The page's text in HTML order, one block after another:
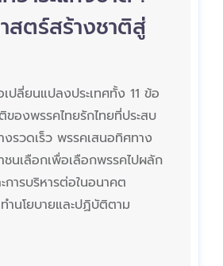
สตร์สร้างชาติสู่
ปลี่ยนแปลงประเทศทั้ง 11 ข้อ
ของพรรคไทยรักไทยที่ประสบ
งรวดเร็ว พรรคเสนอทิศทาง
าชนเลือกเพื่อเลือกพรรคไปผลัก
ารบริหารต่อในอนาคต
ำนโยบายและปฏิบัติตาม